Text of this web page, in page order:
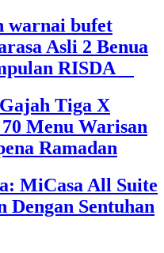
warnai bufet
Asli 2 Benua
RISDA
Tiga X
Menu Warisan
Ramadan
MiCasa All Suite
Dengan Sentuhan